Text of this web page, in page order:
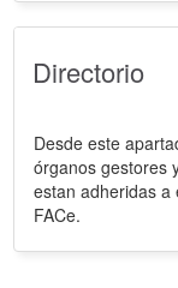
Directorio
Desde este
órganos gestores
estan adheridas a
FACe.